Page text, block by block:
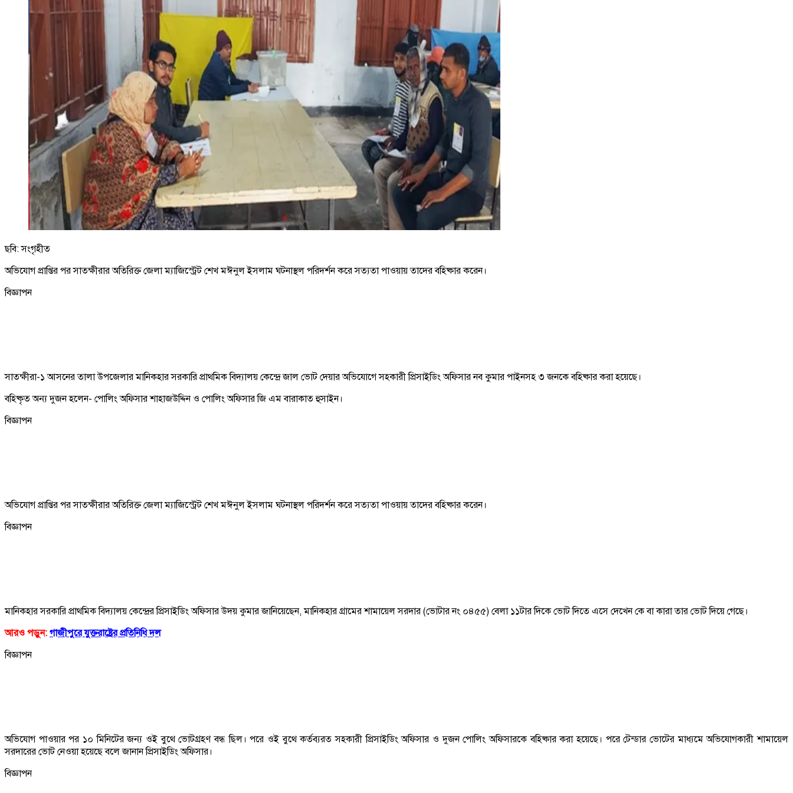
ছবি: সংগৃহীত
অভিযোগ প্রাপ্তির পর সাতক্ষীরার অতিরিক্ত জেলা ম্যাজিস্ট্রেট শেখ মঈনুল ইসলাম ঘটনাস্থল পরিদর্শন করে সত্যতা পাওয়ায় তাদের বহিষ্কার করেন।
বিজ্ঞাপন
সাতক্ষীরা-১ আসনের তালা উপজেলার মানিকহার সরকারি প্রাথমিক বিদ্যালয় কেন্দ্রে জাল ভোট দেয়ার অভিযোগে সহকারী প্রিসাইডিং অফিসার নব কুমার পাইনসহ ৩ জনকে বহিষ্কার করা হয়েছে।
বহিষ্কৃত অন্য দুজন হলেন- পোলিং অফিসার শাহাজউদ্দিন ও পোলিং অফিসার জি এম বারাকাত হুসাইন।
বিজ্ঞাপন
অভিযোগ প্রাপ্তির পর সাতক্ষীরার অতিরিক্ত জেলা ম্যাজিস্ট্রেট শেখ মঈনুল ইসলাম ঘটনাস্থল পরিদর্শন করে সত্যতা পাওয়ায় তাদের বহিষ্কার করেন।
বিজ্ঞাপন
মানিকহার সরকারি প্রাথমিক বিদ্যালয় কেন্দ্রের প্রিসাইডিং অফিসার উদয় কুমার জানিয়েছেন, মানিকহার গ্রামের শামায়েল সরদার (ভোটার নং ০৪৫৫) বেলা ১১টার দিকে ভোট দিতে এসে দেখেন কে বা কারা তার ভোট দিয়ে গেছে।
আরও পড়ুন: গাজীপুরে যুক্তরাষ্ট্রের প্রতিনিধি দল
বিজ্ঞাপন
অভিযোগ পাওয়ার পর ১০ মিনিটের জন্য ওই বুথে ভোটগ্রহণ বন্ধ ছিল। পরে ওই বুথে কর্তব্যরত সহকারী প্রিসাইডিং অফিসার ও দুজন পোলিং অফিসারকে বহিষ্কার করা হয়েছে। পরে টেন্ডার ভোটের মাধ্যমে অভিযোগকারী শামায়েল
সরদারের ভোট নেওয়া হয়েছে বলে জানান প্রিসাইডিং অফিসার।
বিজ্ঞাপন